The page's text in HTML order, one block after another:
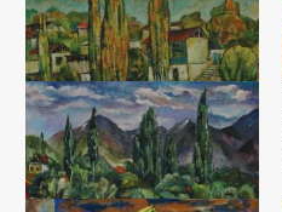
Тополя Сукока